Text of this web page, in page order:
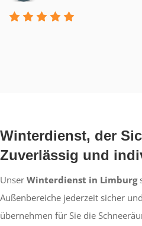
Winterdienst, der
Zuverlässig und
Unser Winterdienst in Limburg
Außenbereiche jederzeit sicher
übernehmen für Sie die